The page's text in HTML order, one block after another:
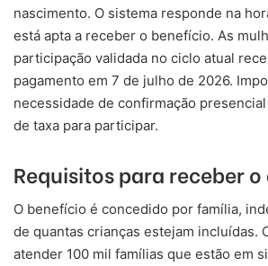
nascimento. O sistema responde na
está apta a receber o benefício. As
participação validada no ciclo atual
pagamento em 7 de julho de 2026.
necessidade de confirmação
de taxa para participar.
Requisitos para receber
O benefício é concedido por família,
de quantas crianças estejam incluídas.
atender 100 mil famílias que estão em